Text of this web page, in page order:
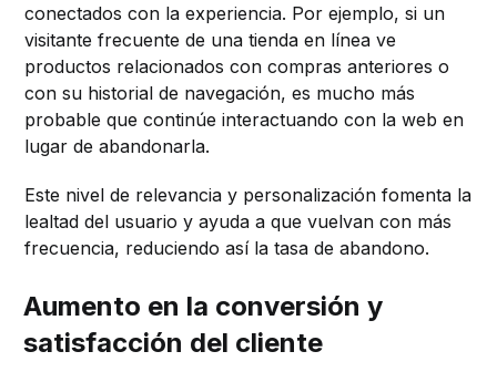
conectados con la experiencia. Por ejemplo, si un
visitante frecuente de una tienda en línea ve
productos relacionados con compras anteriores o
con su historial de navegación, es mucho más
probable que continúe interactuando con la web en
lugar de abandonarla.
Este nivel de relevancia y personalización fomenta la
lealtad del usuario y ayuda a que vuelvan con más
frecuencia, reduciendo así la tasa de abandono.
Aumento en la conversión y
satisfacción del cliente